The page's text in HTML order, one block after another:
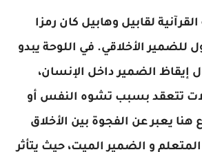
لقابيل وهابيل كان رمزا
للضمير الأخلاقي. في اللوحة يبدو
إيقاظ الضمير داخل الإنسان،
تتعقد بسبب تشوه النفس أو
يعبر عن الفجوة بين الأخلاق
و الضمير الميت، حيث يتأثر